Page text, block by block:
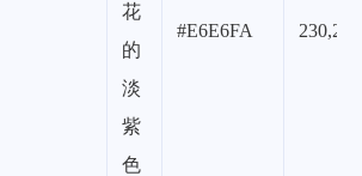
花
的
淡
紫
色
#E6E6FA